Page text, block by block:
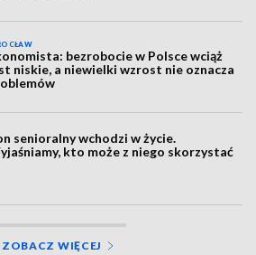
bezrobocie w Polsce wciąż
niskie, a niewielki wzrost nie oznacza
senioralny wchodzi w życie.
kto może z niego skorzystać
ZOBACZ WIĘCEJ